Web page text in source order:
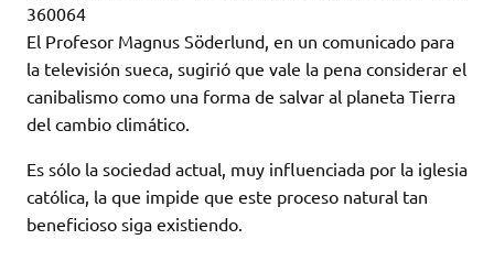
360064
El Profesor Magnus Söderlund, en un comunicado para
la televisión sueca, sugirió que vale la pena considerar el
canibalismo como una forma de salvar al planeta Tierra
del cambio climático.
Es sólo la sociedad actual, muy influenciada por la iglesia
católica, la que impide que este proceso natural tan
beneficioso siga existiendo.